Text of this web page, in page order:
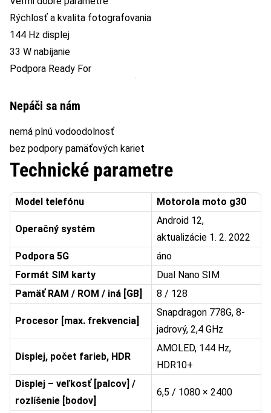
Rýchlosť a kvalita fotografovania
144 Hz displej
33 W nabíjanie
Podpora Ready For
Nepáči sa nám
nemá plnú vodoodolnosť
bez podpory pamäťových kariet
Technické parametre
Model telefónu Motorola moto g30
Operačný systém
Android 12,
aktualizácie 1. 2. 2022
Podpora 5G
áno
Formát SIM karty
Dual Nano SIM
Pamäť RAM / ROM / iná [GB]
8 / 128
Procesor [max. frekvencia]
Snapdragon 778G, 8-
jadrový, 2,4 GHz
Displej, počet farieb, HDR
AMOLED, 144 Hz,
HDR10+
Displej – veľkosť [palcov] /
rozlíšenie [bodov]
6,5 / 1080 × 2400